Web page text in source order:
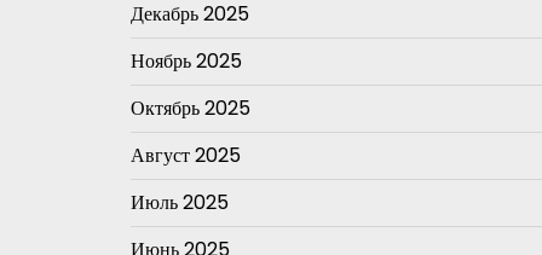
Декабрь 2025
Ноябрь 2025
Октябрь 2025
Август 2025
Июль 2025